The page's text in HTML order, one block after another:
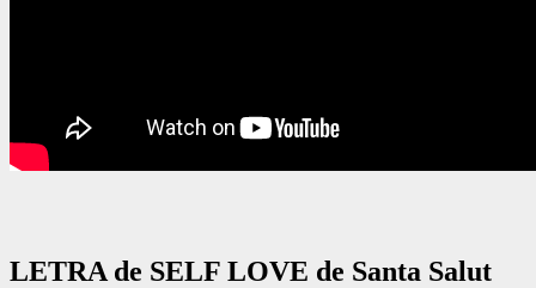
LETRA de SELF LOVE de Santa Salut